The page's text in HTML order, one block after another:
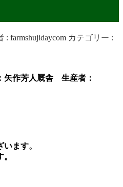
: farmshujidaycom カテゴリー :
作芳人厩舎 生産者：
ます。